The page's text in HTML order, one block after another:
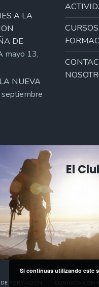
A LA
DE
mayo 13,
NUEVA
septiembre
El
FORMACIÓN CONTACTA CON
Si continuas utilizando este